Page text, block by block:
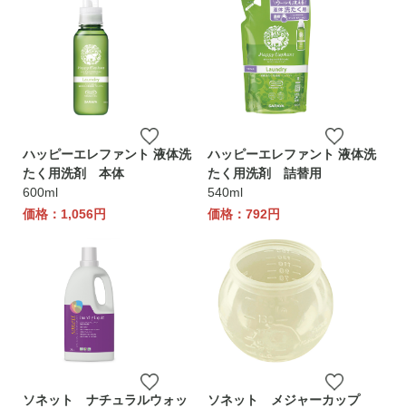
ハッピーエレファント 液体洗
たく用洗剤 本体
600ml
価格：1,056円
ハッピーエレファント 液体洗
たく用洗剤 詰替用
540ml
価格：792円
ソネット ナチュラルウォッ
ソネット メジャーカップ